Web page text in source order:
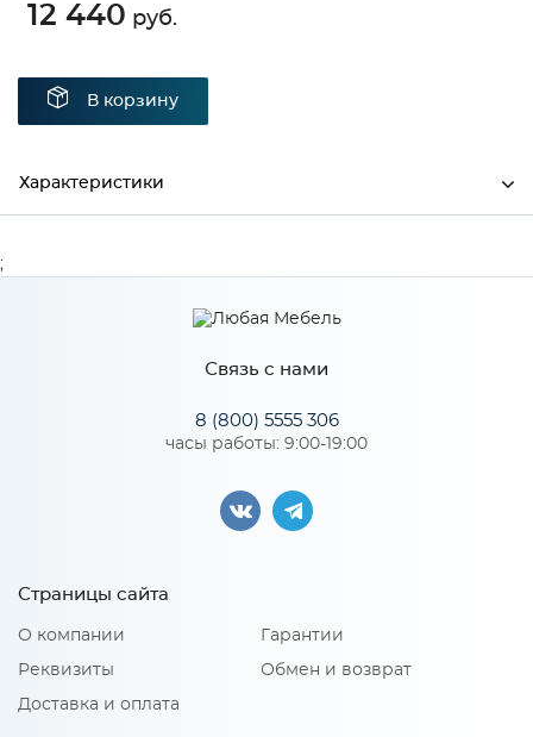
12 440 руб.
В корзину
Характеристики
Производительность: 700 м³/ч, кнопочное управление,
отделка - сталь + стекло, уровень шума 46 Дб, LED лампы 2х1
Связь с нами
8 (800) 5555 306
часы работы: 9:00-19:00
Страницы сайта
О компании
Реквизиты
Доставка и оплата
Гарантии
Обмен и возврат
;